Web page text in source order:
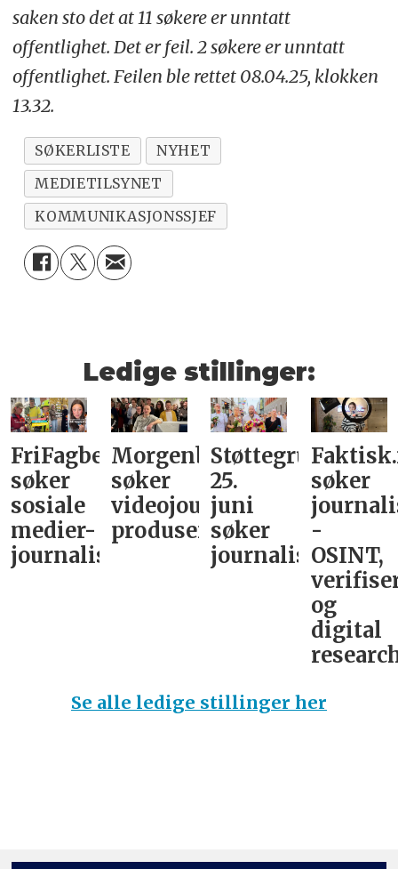
saken sto det at 11 søkere er unntatt
offentlighet. Det er feil. 2 søkere er unntatt
offentlighet. Feilen ble rettet 08.04.25, klokken
13.32.
SØKERLISTE
NYHET
MEDIETILSYNET
KOMMUNIKASJONSSJEF
Ledige stillinger:
FriFagbevegelse
søker
sosiale
medier-
journalist
Morgenbladet
søker
videojournalist/podkast-
produsent
Støttegruppa
25.
juni
søker
journalist
søker
-
OSINT,
og
digital
Se alle ledige stillinger her